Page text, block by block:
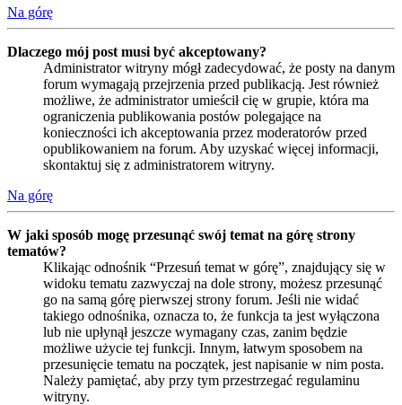
Na górę
Dlaczego mój post musi być akceptowany?
Administrator witryny mógł zadecydować, że posty na danym
forum wymagają przejrzenia przed publikacją. Jest również
możliwe, że administrator umieścił cię w grupie, która ma
ograniczenia publikowania postów polegające na
konieczności ich akceptowania przez moderatorów przed
opublikowaniem na forum. Aby uzyskać więcej informacji,
skontaktuj się z administratorem witryny.
Na górę
W jaki sposób mogę przesunąć swój temat na górę strony
tematów?
Klikając odnośnik “Przesuń temat w górę”, znajdujący się w
widoku tematu zazwyczaj na dole strony, możesz przesunąć
go na samą górę pierwszej strony forum. Jeśli nie widać
takiego odnośnika, oznacza to, że funkcja ta jest wyłączona
lub nie upłynął jeszcze wymagany czas, zanim będzie
możliwe użycie tej funkcji. Innym, łatwym sposobem na
przesunięcie tematu na początek, jest napisanie w nim posta.
Należy pamiętać, aby przy tym przestrzegać regulaminu
witryny.